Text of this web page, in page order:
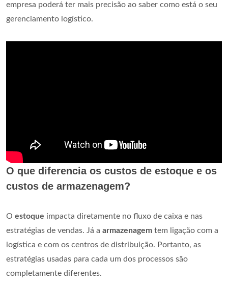
empresa poderá ter mais precisão ao saber como está o seu
gerenciamento logístico.
O que diferencia os custos de estoque e os
custos de armazenagem?
O estoque impacta diretamente no fluxo de caixa e nas
estratégias de vendas. Já a armazenagem tem ligação com a
logística e com os centros de distribuição. Portanto, as
estratégias usadas para cada um dos processos são
completamente diferentes.